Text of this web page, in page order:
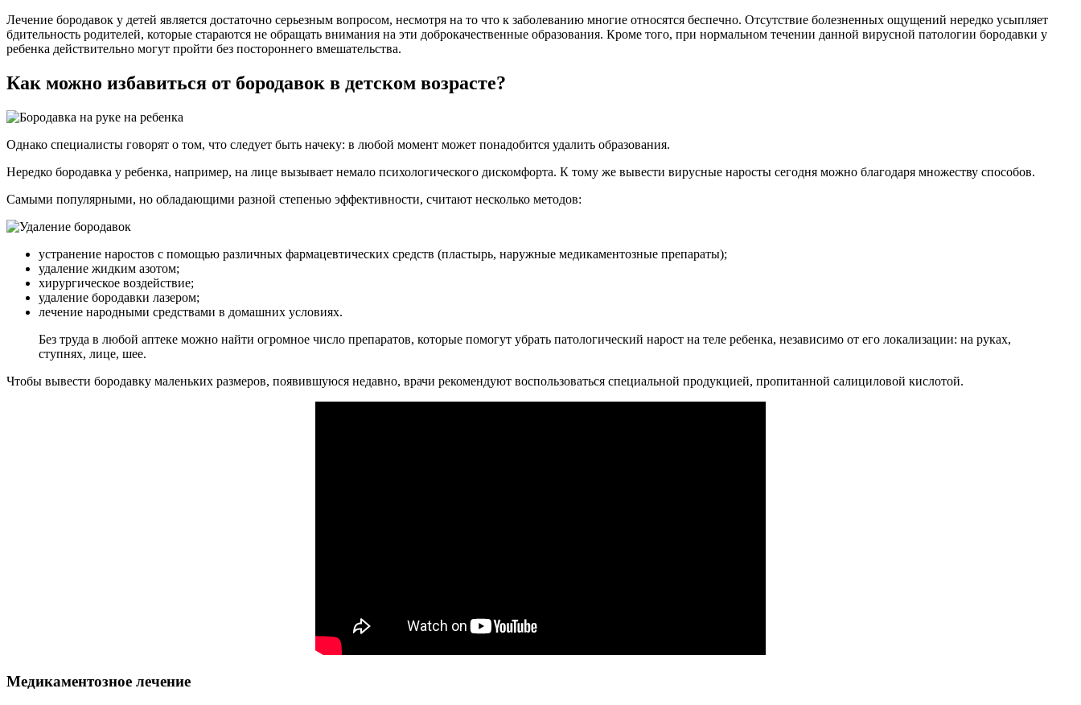
Лечение бородавок у детей является достаточно серьезным вопросом, несмотря на то что к заболеванию многие относятся беспечно. Отсутствие болезненных ощущений нередко усыпляет
бдительность родителей, которые стараются не обращать внимания на эти доброкачественные образования. Кроме того, при нормальном течении данной вирусной патологии бородавки у
ребенка действительно могут пройти без постороннего вмешательства.
Как можно избавиться от бородавок в детском возрасте?
Однако специалисты говорят о том, что следует быть начеку: в любой момент может понадобится удалить образования.
Нередко бородавка у ребенка, например, на лице вызывает немало психологического дискомфорта. К тому же вывести вирусные наросты сегодня можно благодаря множеству способов.
Самыми популярными, но обладающими разной степенью эффективности, считают несколько методов:
устранение наростов с помощью различных фармацевтических средств (пластырь, наружные медикаментозные препараты);
удаление жидким азотом;
хирургическое воздействие;
удаление бородавки лазером;
лечение народными средствами в домашних условиях.
Без труда в любой аптеке можно найти огромное число препаратов, которые помогут убрать патологический нарост на теле ребенка, независимо от его локализации: на руках,
ступнях, лице, шее.
Чтобы вывести бородавку маленьких размеров, появившуюся недавно, врачи рекомендуют воспользоваться специальной продукцией, пропитанной салициловой кислотой.
Медикаментозное лечение